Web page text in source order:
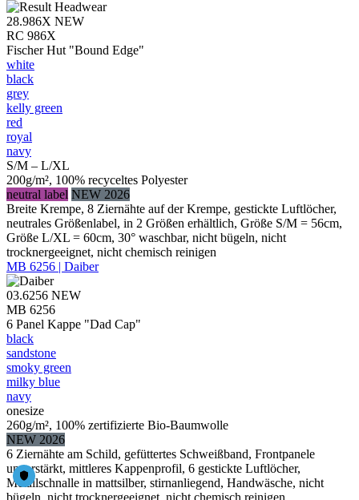
28.986X NEW
RC 986X
Fischer Hut "Bound Edge"
white
black
grey
kelly green
red
royal
navy
S/M – L/XL
200g/m², 100% recyceltes Polyester
neutral label NEW 2026
Breite Krempe, 8 Ziernähte auf der Krempe, gestickte Luftlöcher,
neutrales Größenlabel, in 2 Größen erhältlich, Größe S/M = 56cm,
Größe L/XL = 60cm, 30° waschbar, nicht bügeln, nicht
trocknergeeignet, nicht chemisch reinigen
MB 6256 | Daiber
03.6256 NEW
MB 6256
6 Panel Kappe "Dad Cap"
black
sandstone
smoky green
milky blue
navy
onesize
260g/m², 100% zertifizierte Bio-Baumwolle
NEW 2026
6 Ziernähte am Schild, gefüttertes Schweißband, Frontpanele
unverstärkt, mittleres Kappenprofil, 6 gestickte Luftlöcher,
Metallschnalle in mattsilber, stirnanliegend, Handwäsche, nicht
bügeln, nicht trocknergeeignet, nicht chemisch reinigen